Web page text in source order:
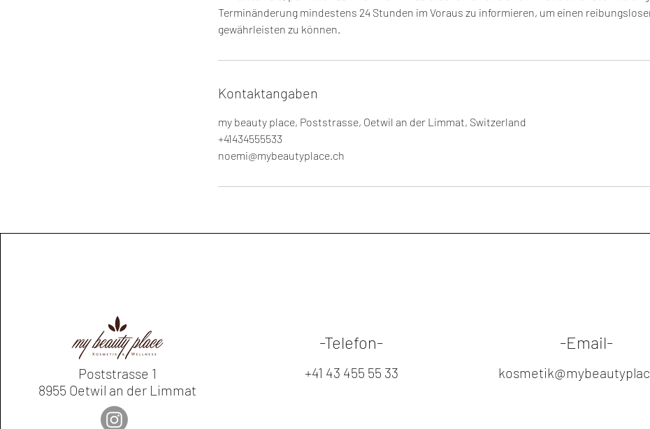
Terminänderung mindestens 24 Stunden im Voraus zu informieren, um einen
gewährleisten zu können.
Kontaktangaben
my beauty place, Poststrasse, Oetwil an der Limmat, Switzerland
+41434555533
noemi@mybeautyplace.ch
Poststrasse 1
8955 Oetwil an der Limmat
-Telefon-
+41 43 455 55 33
-Email-